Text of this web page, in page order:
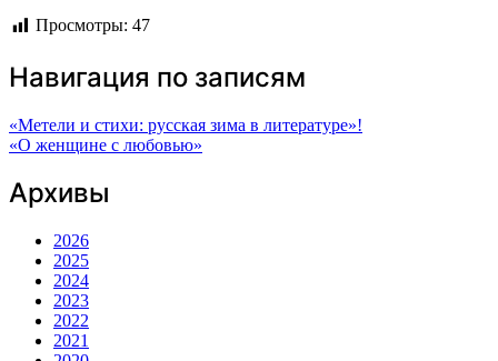
Просмотры: 47
Навигация по записям
«Метели и стихи: русская зима в литературе»!
«О женщине с любовью»
Архивы
2026
2025
2024
2023
2022
2021